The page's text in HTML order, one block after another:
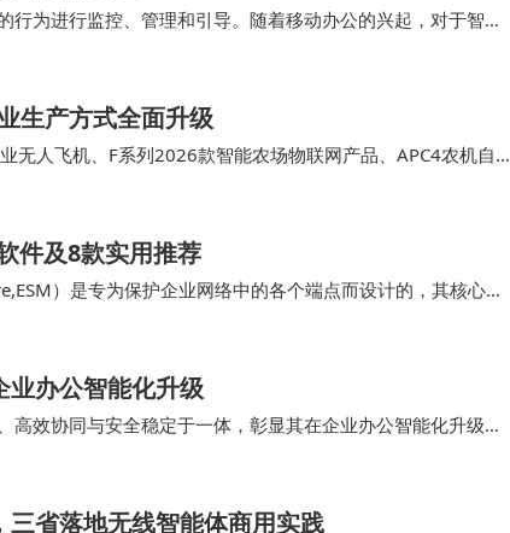
为进行监控、管理和引导。随着移动办公的兴起，对于智能
企业来说，上网行为管理不是 “一次性…
生产方式全面升级
无人飞机、F系列2026款智能农场物联网产品、APC4农机自驾
场景。 值得一提的是，…
件及8款实用推荐
）是专为保护企业网络中的各个端点而设计的，其核心目
业办公智能化升级
效协同与安全稳定于一体，彰显其在企业办公智能化升级中
深度融合AI智能计算、高端音视频处理…
省落地无线智能体商用实践